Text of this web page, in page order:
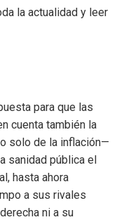
la actualidad y leer
para que las
cuenta también la
solo de la inflación—
sanidad pública el
hasta ahora
a sus rivales
ni a su